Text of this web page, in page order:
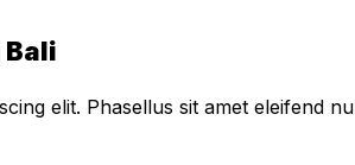
Bali
elit. Phasellus sit amet eleifend